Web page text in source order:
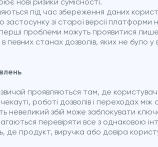
нові ризики сумісності.
під час збереження даних
зі старої версії платформи
проблеми можуть проявитися
певних станах дозволів, яких не було у
проявляються там, де користувач
роботі дозволів і переходах
невеликий збій може заблокувати
перевіряти все з однаковою
де продукт, виручка або довіра